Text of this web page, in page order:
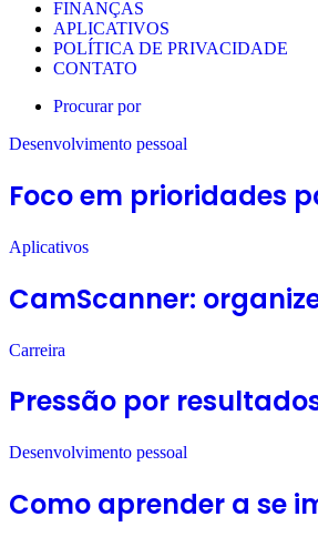
FINANÇAS
APLICATIVOS
POLÍTICA DE PRIVACIDADE
CONTATO
Procurar por
Desenvolvimento pessoal
Foco em prioridades
Aplicativos
CamScanner:
Carreira
Pressão por
Desenvolvimento pessoal
Como aprender a se